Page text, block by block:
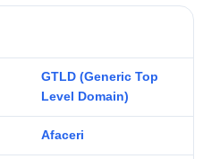
GTLD (Generic Top
Level Domain)
Afaceri